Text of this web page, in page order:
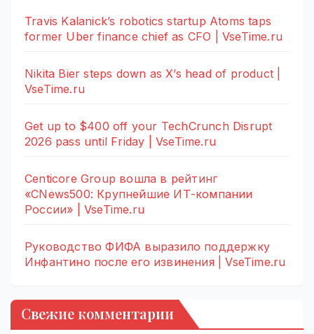
Travis Kalanick’s robotics startup Atoms taps
former Uber finance chief as CFO | VseTime.ru
Nikita Bier steps down as X’s head of product |
VseTime.ru
Get up to $400 off your TechCrunch Disrupt
2026 pass until Friday | VseTime.ru
Centicore Group вошла в рейтинг
«CNews500: Крупнейшие ИТ-компании
России» | VseTime.ru
Руководство ФИФА выразило поддержку
Инфантино после его извинения | VseTime.ru
Свежие комментарии